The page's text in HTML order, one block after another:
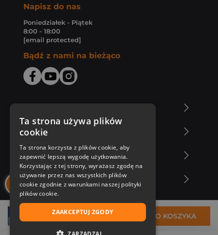
22,89 zł DO KOSZYKA
Napisz do nas
Poniedziałek - Piątek
8:00 - 18:00
[email protected]
Bądź z nami na bieżąco
Zakupy u nas
Nasza oferta
Nasi autorzy
Ta strona używa plików
cookie
Ta strona korzysta z plików cookie, aby
zapewnić lepszą wygodę użytkowania.
Korzystając z tej strony, wyrażasz zgodę na
używanie przez nas wszystkich plików
cookie zgodnie z warunkami naszej polityki
plików cookie.
ZAAKCEPTUJ ZGODY